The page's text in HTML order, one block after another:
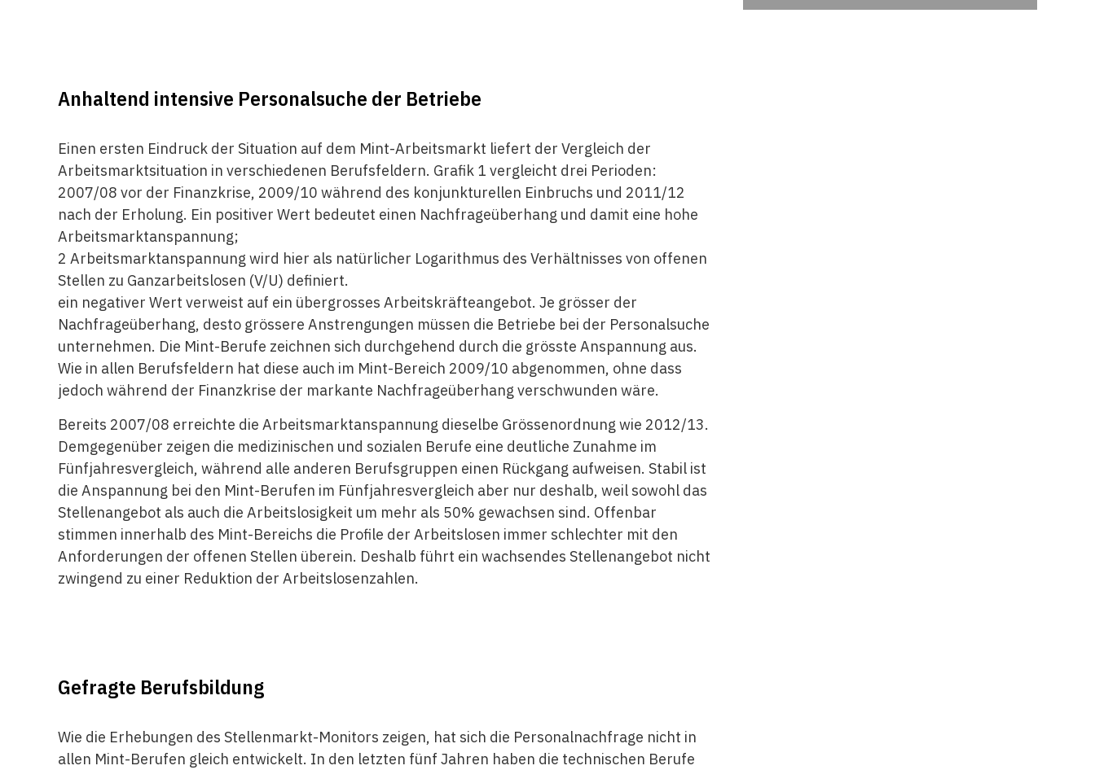
Anhaltend intensive Personalsuche der Betriebe
Einen ersten Eindruck der Situation auf dem Mint-Arbeitsmarkt liefert der Vergleich der
Arbeitsmarktsituation in verschiedenen Berufsfeldern. Grafik 1 vergleicht drei Perioden:
2007/08 vor der Finanzkrise, 2009/10 während des konjunkturellen Einbruchs und 2011/12
nach der Erholung. Ein positiver Wert bedeutet einen Nachfrageüberhang und damit eine hohe
Arbeitsmarktanspannung;
2 Arbeitsmarktanspannung wird hier als natürlicher Logarithmus des Verhältnisses von offenen
Stellen zu Ganzarbeitslosen (V/U) definiert.
ein negativer Wert verweist auf ein übergrosses Arbeitskräfteangebot. Je grösser der
Nachfrageüberhang, desto grössere Anstrengungen müssen die Betriebe bei der Personalsuche
unternehmen. Die Mint-Berufe zeichnen sich durchgehend durch die grösste Anspannung aus.
Wie in allen Berufsfeldern hat diese auch im Mint-Bereich 2009/10 abgenommen, ohne dass
jedoch während der Finanzkrise der markante Nachfrageüberhang verschwunden wäre.
Bereits 2007/08 erreichte die Arbeitsmarktanspannung dieselbe Grössenordnung wie 2012/13.
Demgegenüber zeigen die medizinischen und sozialen Berufe eine deutliche Zunahme im
Fünfjahresvergleich, während alle anderen Berufsgruppen einen Rückgang aufweisen. Stabil ist
die Anspannung bei den Mint-Berufen im Fünfjahresvergleich aber nur deshalb, weil sowohl das
Stellenangebot als auch die Arbeitslosigkeit um mehr als 50% gewachsen sind. Offenbar
stimmen innerhalb des Mint-Bereichs die Profile der Arbeitslosen immer schlechter mit den
Anforderungen der offenen Stellen überein. Deshalb führt ein wachsendes Stellenangebot nicht
zwingend zu einer Reduktion der Arbeitslosenzahlen.
Gefragte Berufsbildung
Wie die Erhebungen des Stellenmarkt-Monitors zeigen, hat sich die Personalnachfrage nicht in
allen Mint-Berufen gleich entwickelt. In den letzten fünf Jahren haben die technischen Berufe